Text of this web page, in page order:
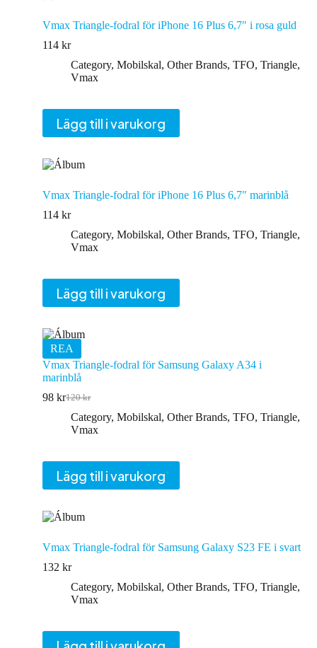
Vmax Triangle-fodral för iPhone 16 Plus 6,7″ i rosa guld
114 kr
Category, Mobilskal, Other Brands, TFO, Triangle,
Vmax
Lägg till i varukorg
Vmax Triangle-fodral för iPhone 16 Plus 6,7″ marinblå
114 kr
Category, Mobilskal, Other Brands, TFO, Triangle,
Vmax
Lägg till i varukorg
REA
Vmax Triangle-fodral för Samsung Galaxy A34 i
marinblå
120kr
Det
ursprungliga
priset
98 krDet
nuvarande
priset
Category, Mobilskal, Other Brands, TFO, Triangle,
Vmax
Lägg till i varukorg
Vmax Triangle-fodral för Samsung Galaxy S23 FE i svart
132 kr
Category, Mobilskal, Other Brands, TFO, Triangle,
Vmax